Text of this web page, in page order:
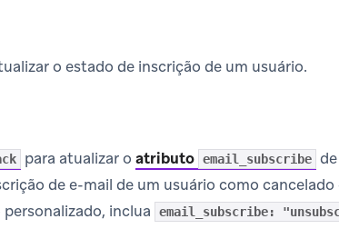
o estado de inscrição de um usuário.
para atualizar o atributo email_subscribe
de e-mail de um usuário como
inclua
email_subscribe: